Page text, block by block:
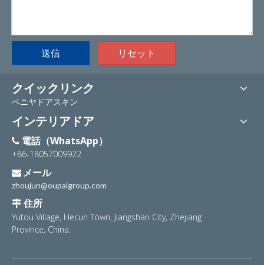
送信 リセット
クイックリンク
ベニヤドアスキン
インテリアドア
 電話（WhatsApp）
+86-18057009922
 メール
zhoujun@oupaigroup.com
 住所
Yutou Village, Hecun Town, Jiangshan City, Zhejiang
Province, China.